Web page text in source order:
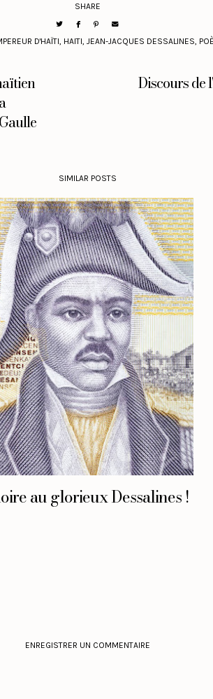
SHARE
D'HAÏTI, HAITI, JEAN-JACQUES DESSALINES,
Discours de
SIMILAR POSTS
au glorieux Dessalines !
ENREGISTRER UN COMMENTAIRE